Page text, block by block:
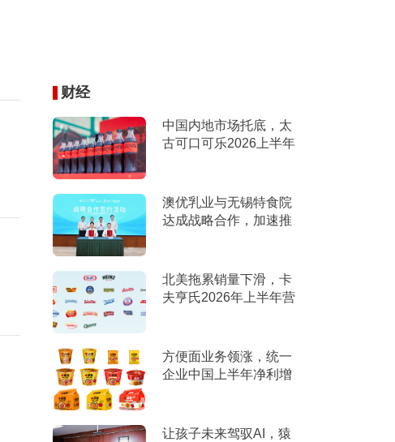
财经
中国内地市场托底，太
古可口可乐2026上半年
澳优乳业与无锡特食院
达成战略合作，加速推
北美拖累销量下滑，卡
夫亨氏2026年上半年营
方便面业务领涨，统一
企业中国上半年净利增
让孩子未来驾驭AI，猿